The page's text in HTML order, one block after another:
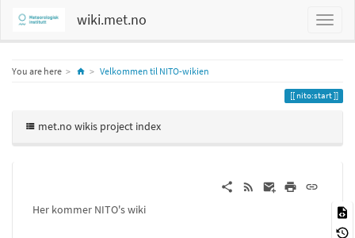
wiki.met.no
You are here HomeVelkommen til NITO-wikien
nito:start
met.no wikis project index
Her kommer NITO's wiki